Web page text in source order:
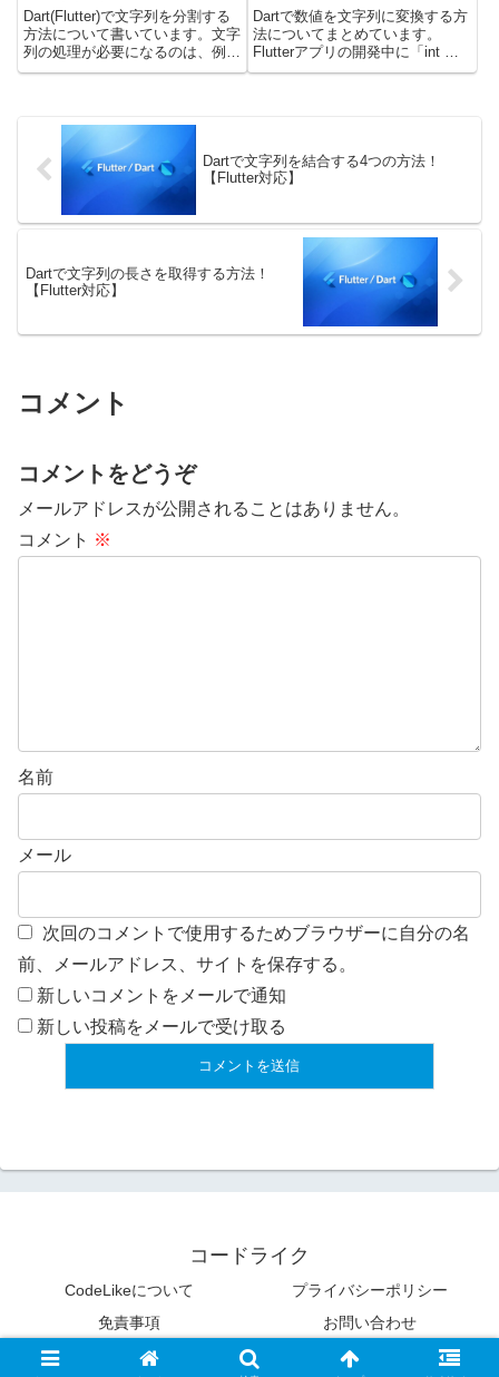
Dart(Flutter)で文字列を分割する
方法について書いています。文字
列の処理が必要になるのは、例え
ば、次のようなケースです。カン
を分解したい入力フォームの値を
分割して処...
Dartで数値を文字列に変換する方
法についてまとめています。
Flutterアプリの開発中に「int や
double を String に変換したい」
Dartで文字列を結合する4つの方法！
【Flutter対応】
Dartで文字列の長さを取得する方法！
【Flutter対応】
コメント
コメントをどうぞ
メールアドレスが公開されることはありません。
コメント ※
名前
メール
次回のコメントで使用するためブラウザーに自分の名
前、メールアドレス、サイトを保存する。
新しいコメントをメールで通知
新しい投稿をメールで受け取る
コードライク
CodeLikeについて
プライバシーポリシー
免責事項
お問い合わせ
© 2009 コードライク.